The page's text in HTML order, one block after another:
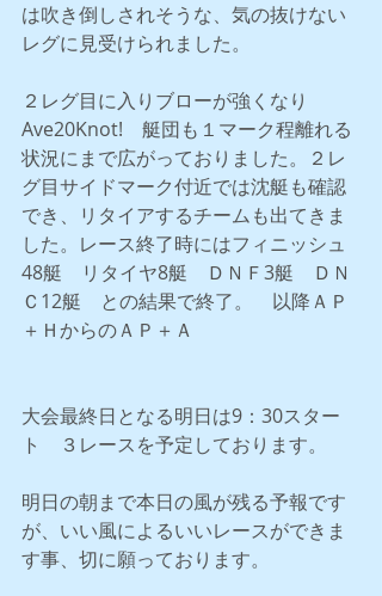
は吹き倒しされそうな、気の抜けない
レグに見受けられました。
２レグ目に入りブローが強くなり
Ave20Knot!　艇団も１マーク程離れる
状況にまで広がっておりました。２レ
グ目サイドマーク付近では沈艇も確認
でき、リタイアするチームも出てきま
した。レース終了時にはフィニッシュ
48艇　リタイヤ8艇　ＤＮＦ3艇　ＤＮ
Ｃ12艇　との結果で終了。　以降ＡＰ
＋ＨからのＡＰ＋Ａ
大会最終日となる明日は9：30スター
ト　３レースを予定しております。
明日の朝まで本日の風が残る予報です
が、いい風によるいいレースができま
す事、切に願っております。